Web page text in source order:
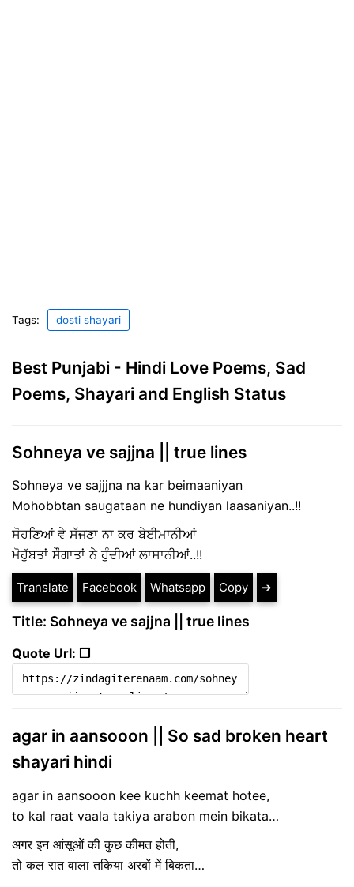
Tags: dosti shayari
Best Punjabi - Hindi Love Poems, Sad
Poems, Shayari and English Status
Sohneya ve sajjna || true lines
Sohneya ve sajjjna na kar beimaaniyan
Mohobbtan saugataan ne hundiyan laasaniyan..!!
ਸੋਹਣਿਆਂ ਵੇ ਸੱਜਣਾ ਨਾ ਕਰ ਬੇਈਮਾਨੀਆਂ
ਮੋਹੁੱਬਤਾਂ ਸੌਗਾਤਾਂ ਨੇ ਹੁੰਦੀਆਂ ਲਾਸਾਨੀਆਂ..!!
Translate Facebook Whatsapp Copy ➔
Title: Sohneya ve sajjna || true lines
Quote Url: ❐
agar in aansooon || So sad broken heart
shayari hindi
agar in aansooon kee kuchh keemat hotee,
to kal raat vaala takiya arabon mein bikata…
अगर इन आंसूओं की कुछ कीमत होती,
तो कल रात वाला तकिया अरबों में बिकता…